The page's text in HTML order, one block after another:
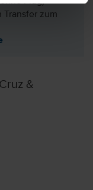
Transfer zum
&